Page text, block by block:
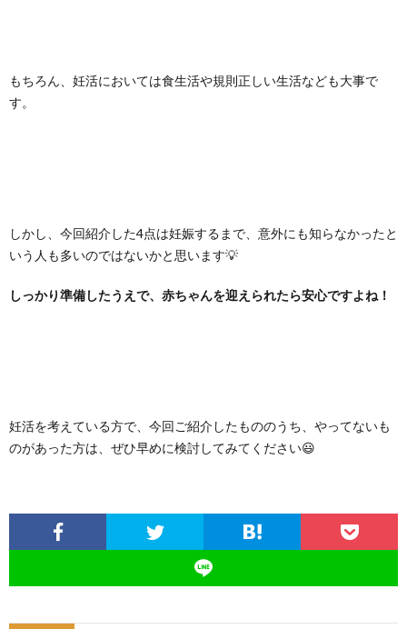
もちろん、妊活においては食生活や規則正しい生活なども大事で
す。
しかし、今回紹介した4点は妊娠するまで、意外にも知らなかったと
いう人も多いのではないかと思います💡
しっかり準備したうえで、赤ちゃんを迎えられたら安心ですよね！
妊活を考えている方で、今回ご紹介したもののうち、やってないも
のがあった方は、ぜひ早めに検討してみてください😃